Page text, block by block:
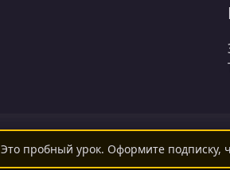
Это пробный урок. Оформите подписку,